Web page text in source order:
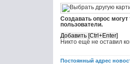
Создавать опрос
пользователи.
Никто ещё не оставил
Постоянный адрес